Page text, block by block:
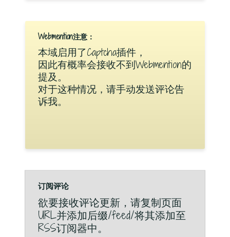
Webmention注意：
本域启用了Captcha插件，
因此有概率会接收不到Webmention的
提及。
对于这种情况，请手动发送评论告
诉我。
订阅评论
欲要接收评论更新，请复制页面
URL并添加后缀/feed/将其添加至
RSS订阅器中。